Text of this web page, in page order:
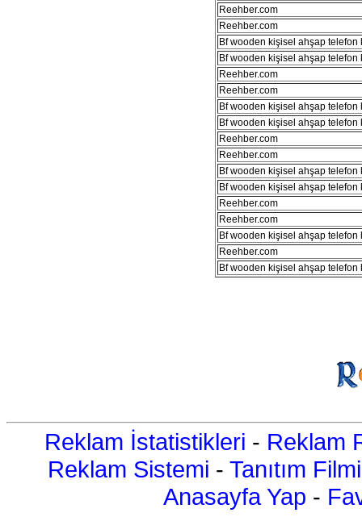
Reehber.com
Reehber.com
Bf wooden kişisel ahşap telefon
Bf wooden kişisel ahşap telefon
Reehber.com
Reehber.com
Bf wooden kişisel ahşap telefon
Bf wooden kişisel ahşap telefon
Reehber.com
Reehber.com
Bf wooden kişisel ahşap telefon
Bf wooden kişisel ahşap telefon
Reehber.com
Reehber.com
Bf wooden kişisel ahşap telefon
Reehber.com
Bf wooden kişisel ahşap telefon
Reklam İstatistikleri - Reklam
Reklam Sistemi - Tanıtım Filmi
Anasayfa Yap -